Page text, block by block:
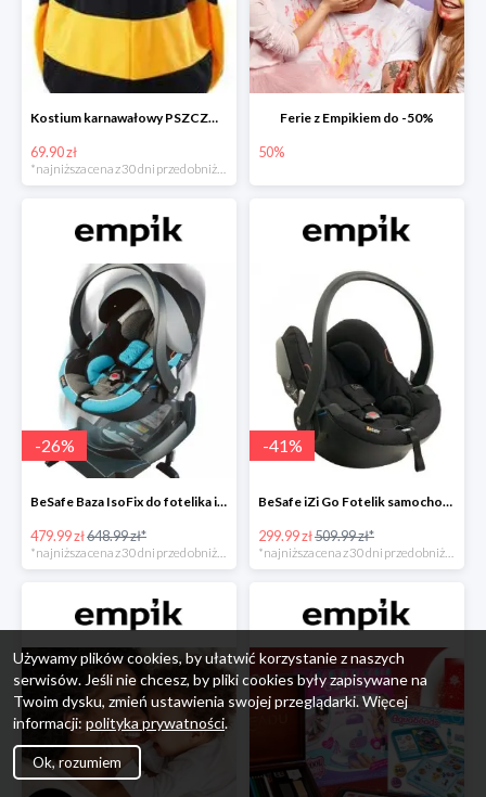
Kostium karnawałowy PSZCZÓŁKA
69.90 zł
Ferie z Empikiem do -50%
50%
-26%
BeSafe Baza IsoFix do fotelika iZi Go -26%
479.99 zł648.99 zł*
*najniższa cena z 30 dni przed obniżką
-41%
BeSafe iZi Go Fotelik samochodowy, 0-13 kg, Czarny Cab -41%
299.99 zł509.99 zł*
*najniższa cena z 30 dni przed obniżką
Używamy plików cookies, by ułatwić korzystanie z naszych
serwisów. Jeśli nie chcesz, by pliki cookies były zapisywane na
Twoim dysku, zmień ustawienia swojej przeglądarki. Więcej
informacji: polityka prywatności.
Ok, rozumiem